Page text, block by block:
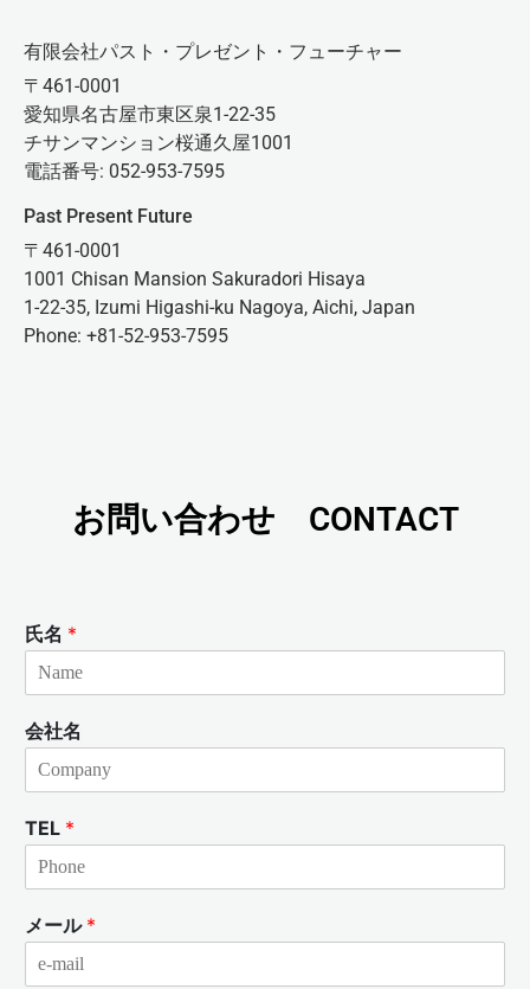
有限会社パスト・プレゼント・フューチャー
〒461-0001
愛知県名古屋市東区泉1-22-35
チサンマンション桜通久屋1001
電話番号: 052-953-7595
Past Present Future
〒461-0001
1001 Chisan Mansion Sakuradori Hisaya
1-22-35, Izumi Higashi-ku Nagoya, Aichi, Japan
Phone: +81-52-953-7595
お問い合わせ CONTACT
氏名 *
会社名
TEL *
メール *